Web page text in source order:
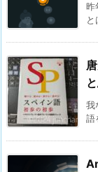
昨
我
語